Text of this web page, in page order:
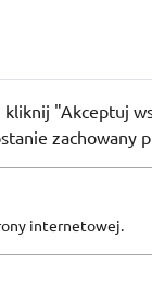
"Akceptuj
zachowany
internetowej.